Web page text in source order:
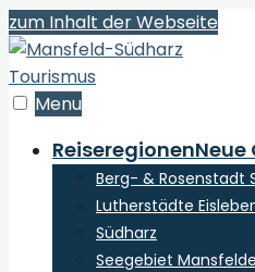
zum Inhalt der Webseite
Menu
ReiseregionenNeue
Berg- & Rosenstadt
Lutherstädte
Südharz
Seegebiet